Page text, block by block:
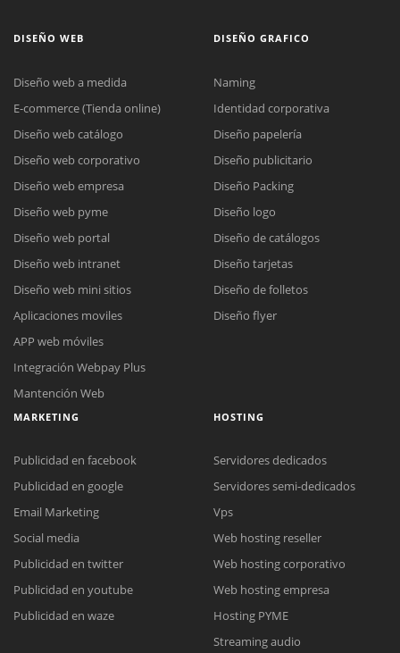
Reunión online
Meet para la reunión online.
Cotización
Chat Online
Todos nuestros ejecutivos están fuera de línea. Complete el formulario
DISEÑO WEB
Diseño web a medida
E-commerce (Tienda online)
Diseño web catálogo
Diseño web corporativo
Diseño web empresa
Diseño web pyme
Diseño web portal
Diseño web intranet
Diseño web mini sitios
Aplicaciones moviles
APP web móviles
Integración Webpay Plus
Mantención Web
DISEÑO GRAFICO
Naming
Identidad corporativa
Diseño papelería
Diseño publicitario
Diseño Packing
Diseño logo
Diseño de catálogos
Diseño tarjetas
Diseño de folletos
Diseño flyer
MARKETING
Publicidad en facebook
Publicidad en google
Email Marketing
Social media
Publicidad en twitter
Publicidad en youtube
Publicidad en waze
HOSTING
Servidores dedicados
Servidores semi-dedicados
Vps
Web hosting reseller
Web hosting corporativo
Web hosting empresa
Hosting PYME
Streaming audio